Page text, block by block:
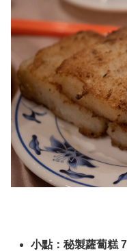
小點：秘製蘿蔔糕